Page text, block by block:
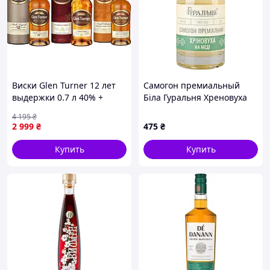
Виски Glen Turner 12 лет
выдержки 0.7 л 40% +
Cask 0.7 л 40% + Виски
Glen Turner Sherry Cask 0.7
л 40%
2 999 ₴
4 195₴
Купить
Самогон премиальный
Біла Гуральня Хреновуха
(4820273780173)
475 ₴
Купить